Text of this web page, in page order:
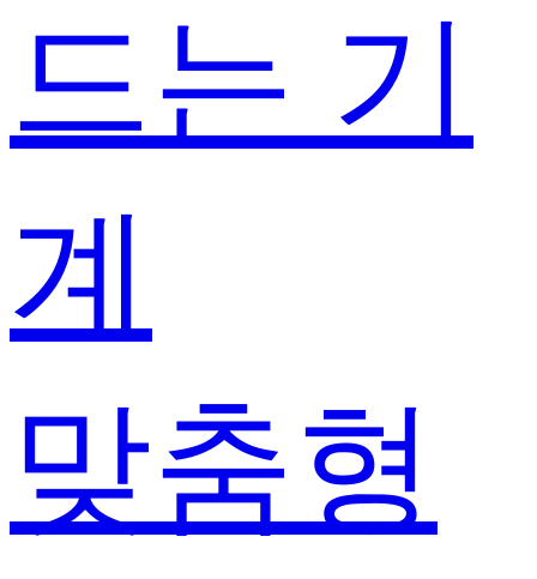
드는 기
계
맞춤형